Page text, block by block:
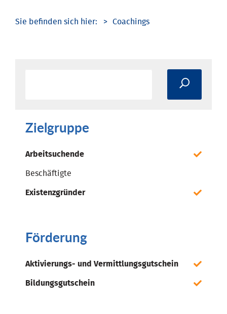
Coachings
Zielgruppe
Arbeitsuchende
Beschäftigte
Existenzgründer
Förderung
Aktivierungs- und Vermittlungsgutschein
Bildungsgutschein